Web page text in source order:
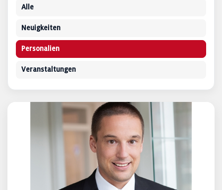
Alle
Neuigkeiten
Personalien
Veranstaltungen